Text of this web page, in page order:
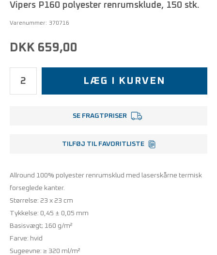
Vipers P160 polyester renrumsklude, 150 stk.
Varenummer: 370716
DKK 659,00
LÆG I KURVEN
SE FRAGTPRISER
TILFØJ TIL FAVORITLISTE
Allround 100% polyester renrumsklud med laserskårne termisk
forseglede kanter.
Størrelse: 23 x 23 cm
Tykkelse: 0,45 ± 0,05 mm
Basisvægt; 160 g/m²
Farve: hvid
Sugeevne: ≥ 320 ml/m²